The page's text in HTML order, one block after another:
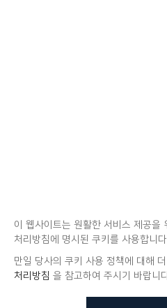
이 웹사이트는 원활한 서비스 제공을
처리방침에 명시된 쿠키를 사용합니
만일 당사의 쿠키 사용 정책에 대해
처리방침 을 참고하여 주시기 바랍니